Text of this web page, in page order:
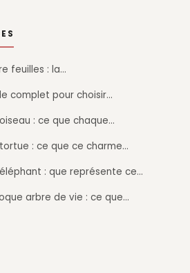
feuilles : la…
complet pour choisir…
: ce que chaque…
: ce que ce charme…
: que représente ce…
arbre de vie : ce que…